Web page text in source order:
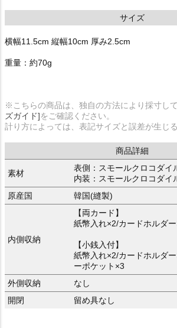
サイズ
横幅11.5cm 縦幅10cm 厚み2.5cm
重量：約70g
※こちらの商品は、独自の方法により採寸し
ズガイド]をご確認ください。
計り方によっては、表記サイズと誤差が生じ
商品詳細
素材
表側：スモールクロコダイ
内装：スモールクロコダイ
原産国
韓国(縫製)
内側収納
【両カード】
紙幣入れ×2/カードホルダ
【小銭入付】
紙幣入れ×2/カードホルダ
ーポケット×3
外側収納
なし
開閉
留め具なし